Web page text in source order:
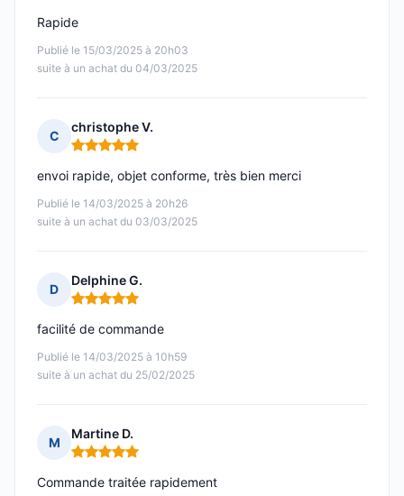
Publié le 15/03/2025 à 20h03
suite à un achat du 04/03/2025
Rapide
C
christophe V.
Note : 5 sur 5
Publié le 14/03/2025 à 20h26
suite à un achat du 03/03/2025
envoi rapide, objet conforme, très bien merci
D
Delphine G.
Note : 5 sur 5
Publié le 14/03/2025 à 10h59
suite à un achat du 25/02/2025
facilité de commande
M
Martine D.
Note : 5 sur 5
Commande traitée rapidement